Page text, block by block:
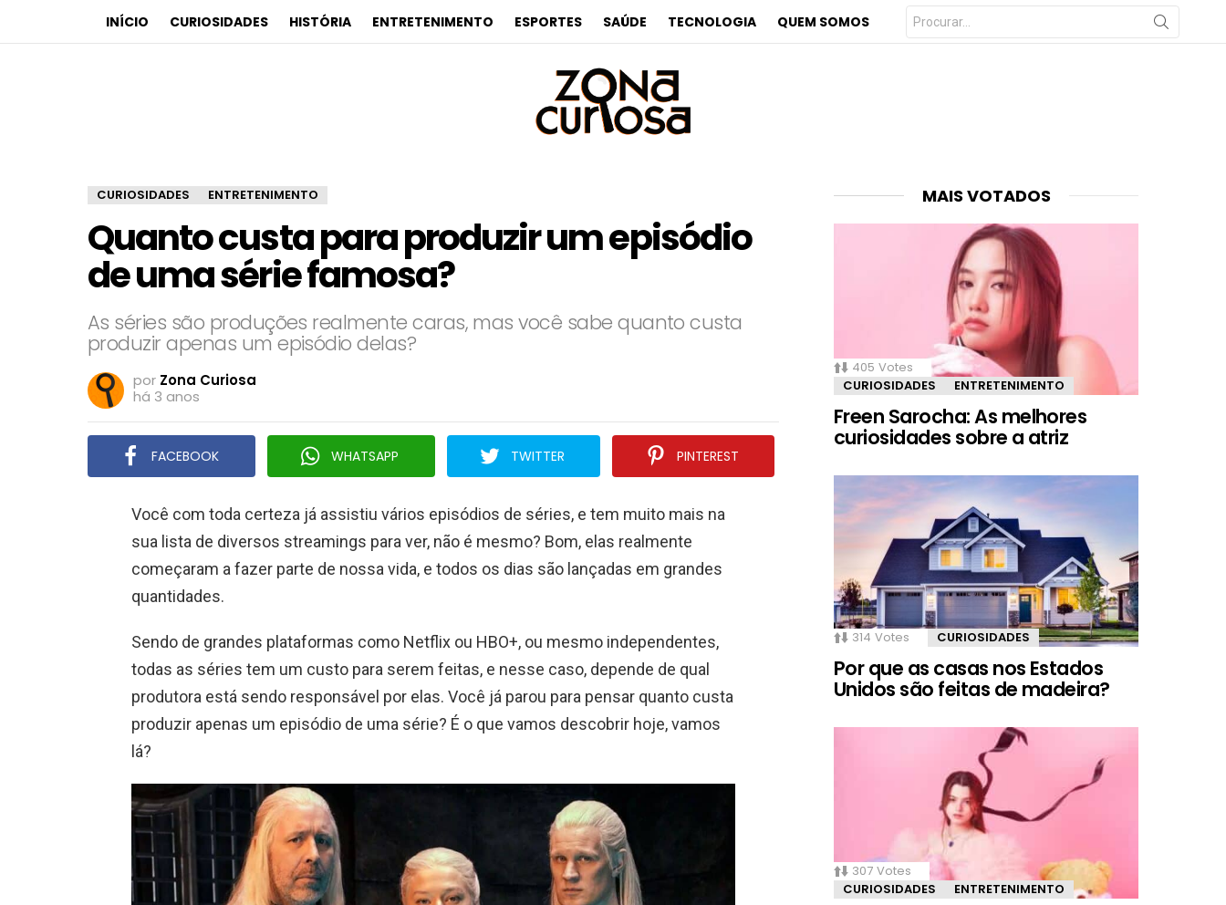
INÍCIO CURIOSIDADES HISTÓRIA ENTRETENIMENTO ESPORTES SAÚDE TECNOLOGIA QUEM SOMOS
Procurar
por:
CURIOSIDADES ENTRETENIMENTO
Quanto custa para produzir um episódio
de uma série famosa?
As séries são produções realmente caras, mas você sabe quanto custa
produzir apenas um episódio delas?
por Zona Curiosa
há 3 anos
FACEBOOK WHATSAPP TWITTER PINTEREST
Você com toda certeza já assistiu vários episódios de séries, e tem muito mais na
sua lista de diversos streamings para ver, não é mesmo? Bom, elas realmente
começaram a fazer parte de nossa vida, e todos os dias são lançadas em grandes
quantidades.
Sendo de grandes plataformas como Netflix ou HBO+, ou mesmo independentes,
todas as séries tem um custo para serem feitas, e nesse caso, depende de qual
produtora está sendo responsável por elas. Você já parou para pensar quanto custa
produzir apenas um episódio de uma série? É o que vamos descobrir hoje, vamos
lá?
MAIS VOTADOS
405 Votes
CURIOSIDADES
ENTRETENIMENTO
Freen Sarocha: As melhores
curiosidades sobre a atriz
314 Votes CURIOSIDADES
Por que as casas nos Estados
Unidos são feitas de madeira?
307 Votes
CURIOSIDADES
ENTRETENIMENTO